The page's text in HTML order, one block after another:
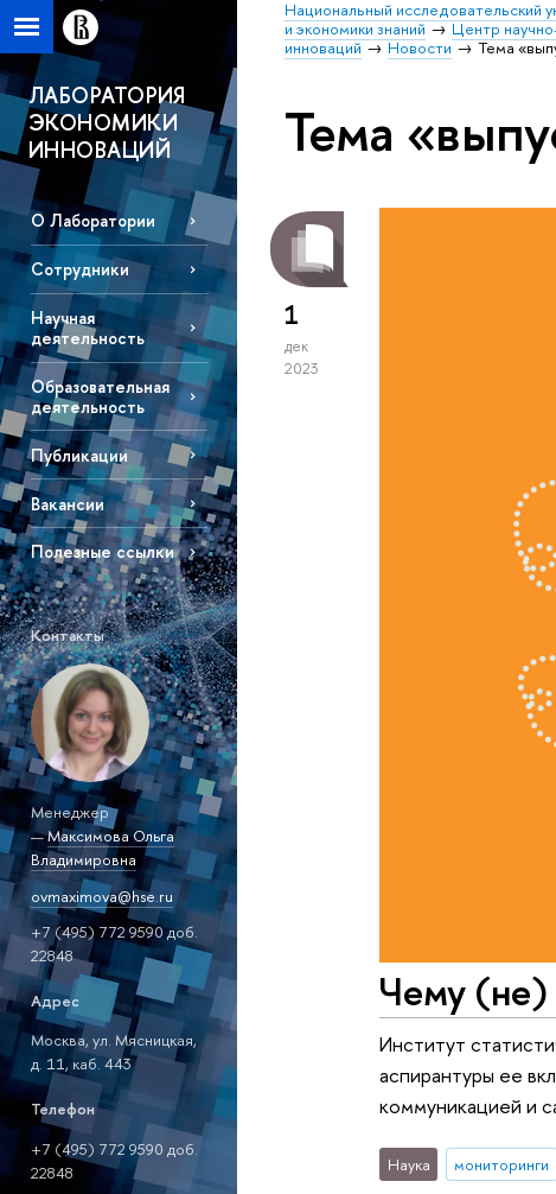
Национальный исследовательский
и экономики знаний
Центр
инноваций
Новости Тема
ЛАБОРАТОРИЯ
ЭКОНОМИКИ
ИННОВАЦИЙ
О Лаборатории
Сотрудники
Научная
деятельность
Образовательная
деятельность
Публикации
Вакансии
Полезные ссылки
Контакты
Менеджер
—Максимова Ольга
Владимировна
ovmaximova@hse.ru
+7 (495) 772 9590 доб.
22848
Адрес
Москва, ул. Мясницкая,
д. 11, каб. 443
Телефон
+7 (495) 772 9590 доб.
22848
Тема
1
дек
2023
Чему (не)
Институт
аспирантуры ее
коммуникацией и
Наука мониторинги